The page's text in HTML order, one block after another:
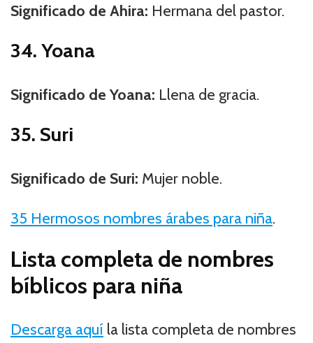
Significado de Ahira: Hermana del pastor.
34. Yoana
Significado de Yoana: Llena de gracia.
35. Suri
Significado de Suri: Mujer noble.
35 Hermosos nombres árabes para niña.
Lista completa de nombres
bíblicos para niña
Descarga aquí la lista completa de nombres